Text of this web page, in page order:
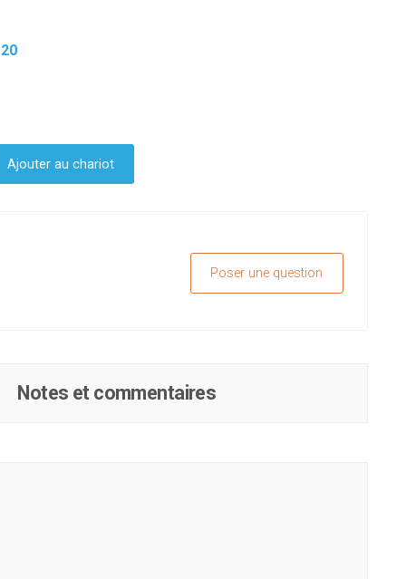
Ajouter au chariot
Poser une question
Notes et commentaires